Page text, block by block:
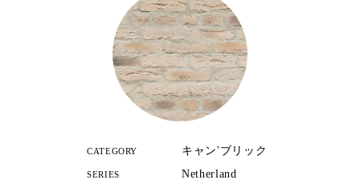
CATEGORY キャン'ブリック
SERIES Netherland